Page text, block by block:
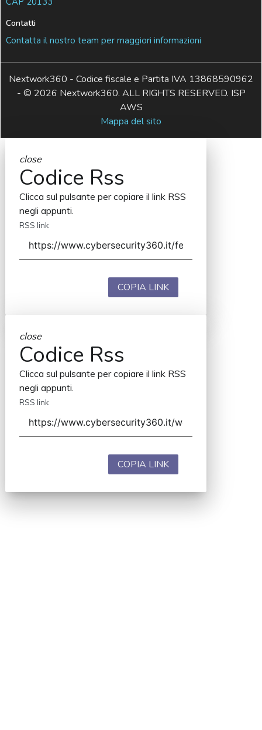
Contatti
Contatta il nostro team per maggiori informazioni
Nextwork360 - Codice fiscale e Partita IVA 13868590962
- © 2026 Nextwork360. ALL RIGHTS RESERVED. ISP
AWS
Mappa del sito
close
Codice Rss
Clicca sul pulsante per copiare il link RSS
negli appunti.
RSS link
COPIA LINK
close
Codice Rss
Clicca sul pulsante per copiare il link RSS
negli appunti.
RSS link
COPIA LINK